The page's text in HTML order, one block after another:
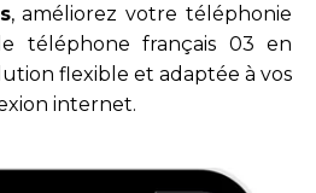
, améliorez votre téléphonie
téléphone français 03 en
flexible et adaptée à vos
internet.